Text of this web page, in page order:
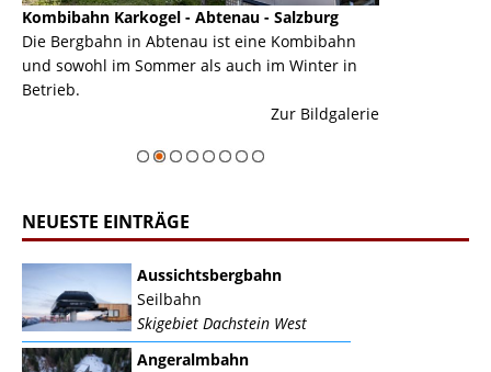
Kombibahn Karkogel - Abtenau - Salzburg
Die Bergbahn in Abtenau ist eine Kombibahn
und sowohl im Sommer als auch im Winter in
Betrieb.
Zur Bildgalerie
NEUESTE EINTRÄGE
Aussichtsbergbahn
Seilbahn
Skigebiet Dachstein West
Angeralmbahn